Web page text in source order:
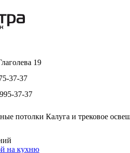
19
37-37
37-37
потолки Калуга и трековое
на кухню